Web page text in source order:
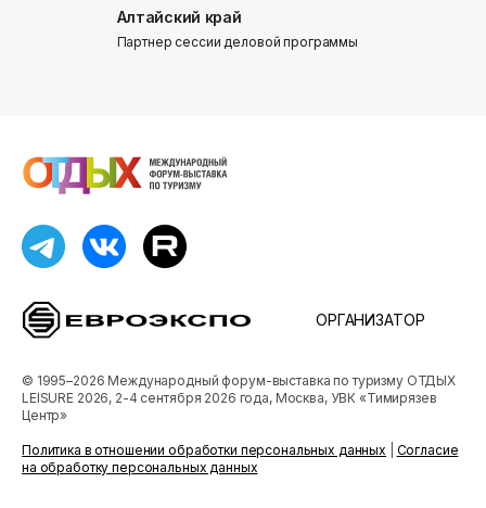
Алтайский край
Партнер сессии деловой программы
ОРГАНИЗАТОР
© 1995–2026 Международный форум-выставка по туризму ОТДЫХ
LEISURE 2026, 2-4 сентября 2026 года, Москва, УВК «Тимирязев
Центр»
Политика в отношении обработки персональных данных
Согласие
на обработку персональных данных